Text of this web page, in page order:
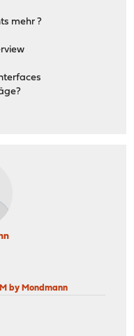
mehr ?
by Mondmann